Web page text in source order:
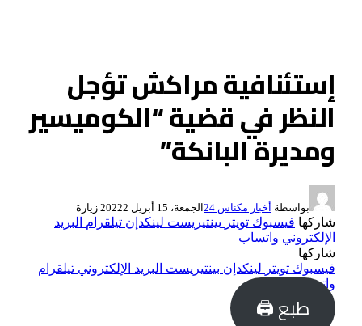
إستئنافية مراكش تؤجل
النظر في قضية “الكوميسير
ومديرة البانكة”
بواسطة أخبار مكناس 24 الجمعة، 15 أبريل 2022 2 زيارة
شاركها فيسبوك تويتر بينتيريست لينكدإن تيلقرام البريد
الإلكتروني واتساب
شاركها
فيسبوك تويتر لينكدإن بينتيريست البريد الإلكتروني تيلقرام
واتساب
طبع 🖨